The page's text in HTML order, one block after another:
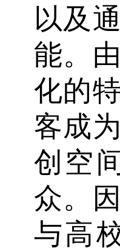
以及
能。
化的
客成
创空
众。
与高